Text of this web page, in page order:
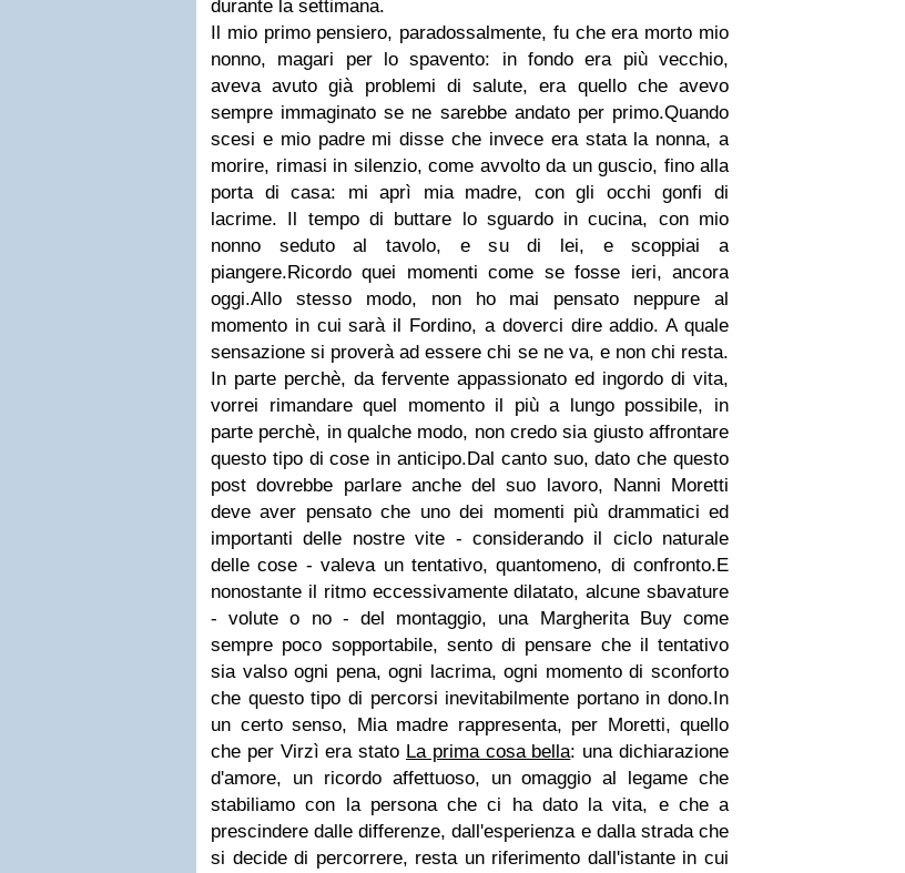
durante la settimana.
Il mio primo pensiero, paradossalmente, fu che era morto mio
nonno, magari per lo spavento: in fondo era più vecchio,
aveva avuto già problemi di salute, era quello che avevo
sempre immaginato se ne sarebbe andato per primo.Quando
scesi e mio padre mi disse che invece era stata la nonna, a
morire, rimasi in silenzio, come avvolto da un guscio, fino alla
porta di casa: mi aprì mia madre, con gli occhi gonfi di
lacrime. Il tempo di buttare lo sguardo in cucina, con mio
nonno seduto al tavolo, e su di lei, e scoppiai a
piangere.Ricordo quei momenti come se fosse ieri, ancora
oggi.Allo stesso modo, non ho mai pensato neppure al
momento in cui sarà il Fordino, a doverci dire addio. A quale
sensazione si proverà ad essere chi se ne va, e non chi resta.
In parte perchè, da fervente appassionato ed ingordo di vita,
vorrei rimandare quel momento il più a lungo possibile, in
parte perchè, in qualche modo, non credo sia giusto affrontare
questo tipo di cose in anticipo.Dal canto suo, dato che questo
post dovrebbe parlare anche del suo lavoro, Nanni Moretti
deve aver pensato che uno dei momenti più drammatici ed
importanti delle nostre vite - considerando il ciclo naturale
delle cose - valeva un tentativo, quantomeno, di confronto.E
nonostante il ritmo eccessivamente dilatato, alcune sbavature
- volute o no - del montaggio, una Margherita Buy come
sempre poco sopportabile, sento di pensare che il tentativo
sia valso ogni pena, ogni lacrima, ogni momento di sconforto
che questo tipo di percorsi inevitabilmente portano in dono.In
un certo senso, Mia madre rappresenta, per Moretti, quello
che per Virzì era stato La prima cosa bella: una dichiarazione
d'amore, un ricordo affettuoso, un omaggio al legame che
stabiliamo con la persona che ci ha dato la vita, e che a
prescindere dalle differenze, dall'esperienza e dalla strada che
si decide di percorrere, resta un riferimento dall'istante in cui